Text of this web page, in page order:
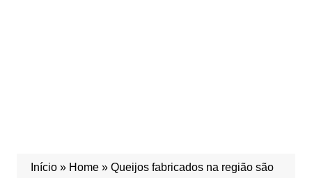
Início» Home» Queijos fabricados na região são